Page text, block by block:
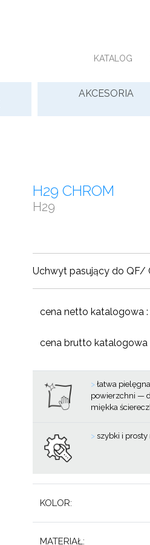
KATALOG
AKCESORIA
H29 CHROM
H29
Uchwyt pasujący do QF/
cena netto katalogowa :
cena brutto katalogowa
>łatwa
powierzchni —
miękka
>szybki i prosty
KOLOR:
MATERIAŁ: